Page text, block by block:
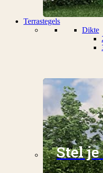
Terrastegels
Dikte
Stel